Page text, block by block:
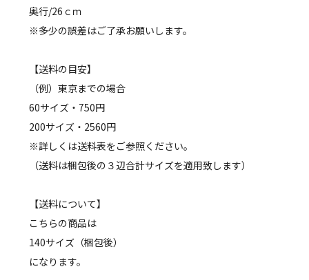
奥行/26ｃｍ
※多少の誤差はご了承お願いします。
【送料の目安】
（例）東京までの場合
60サイズ・750円
200サイズ・2560円
※詳しくは送料表をご参照ください。
（送料は梱包後の３辺合計サイズを適用致します）
【送料について】
こちらの商品は
140サイズ（梱包後）
になります。